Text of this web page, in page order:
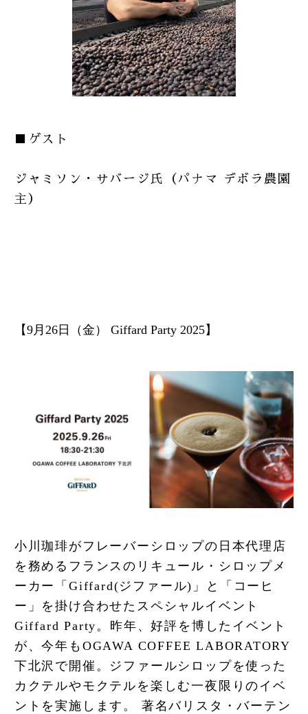
■ゲスト
ジャミソン・サバージ氏（パナマ デボラ農園
主）
【9月26日（金） Giffard Party 2025】
小川珈琲がフレーバーシロップの日本代理店
を務めるフランスのリキュール・シロップメ
ーカー「Giffard(ジファール)」と「コーヒ
ー」を掛け合わせたスペシャルイベント
Giffard Party。昨年、好評を博したイベント
が、今年もOGAWA COFFEE LABORATORY
下北沢で開催。ジファールシロップを使った
カクテルやモクテルを楽しむ一夜限りのイベ
ントを実施します。 著名バリスタ・バーテン